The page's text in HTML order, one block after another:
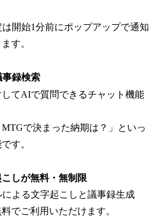
開始1分前にポップアップで通知
す。
録検索
てAIで質問できるチャット機能
MTGで決まった納期は？」といっ
す。
しが無料・無制限
よる文字起こしと議事録生成
でご利用いただけます。